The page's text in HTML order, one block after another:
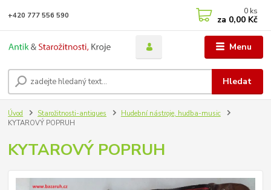
Menu
Hledat
+420 777 556 590 0 ks
za 0,00 Kč
Úvod Starožitnosti-antiques
Hudební nástroje, hudba-music
KYTAROVÝ POPRUH
KYTAROVÝ POPRUH